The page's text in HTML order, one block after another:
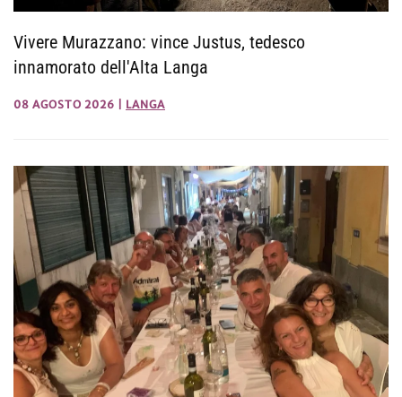
Vivere Murazzano: vince Justus, tedesco
innamorato dell'Alta Langa
08 AGOSTO 2026 LANGA